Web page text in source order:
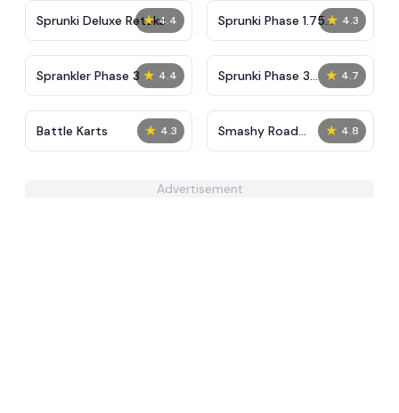
★ 4.4
Sprunki Deluxe Retake ★ 4.3
Sprunki Phase 1.75
Retake
★ 4.4
Sprankler Phase 3 ★ 4.7
Sprunki Phase 3
Definitive
★ 4.3
Battle Karts ★ 4.8
Smashy Road
Unblocked
Advertisement